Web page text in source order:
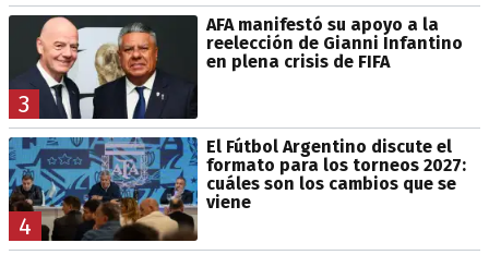
3
AFA manifestó su apoyo a la
reelección de Gianni Infantino
en plena crisis de FIFA
4
El Fútbol Argentino discute el
formato para los torneos 2027:
cuáles son los cambios que se
viene